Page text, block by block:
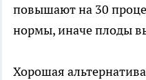
повышают на 30
нормы, иначе плоды
Хорошая